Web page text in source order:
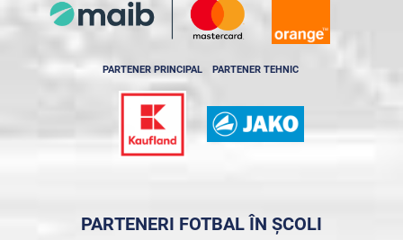
PARTENER PRINCIPAL PARTENER TEHNIC
PARTENERI FOTBAL ÎN ȘCOLI